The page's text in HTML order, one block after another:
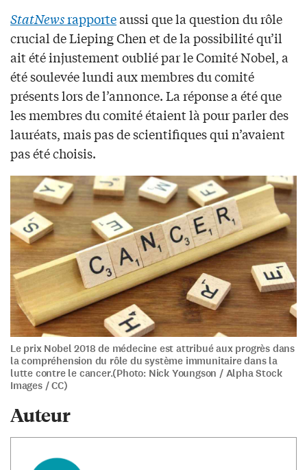
StatNewsrapporteaussi que la question du rôle
crucial de Lieping Chen et de la possibilité qu’il
ait été injustement oublié par le Comité Nobel, a
été soulevée lundi aux membres du comité
présents lors de l’annonce. La réponse a été que
les membres du comité étaient là pour parler des
lauréats, mais pas de scientifiques qui n’avaient
pas été choisis.
Le prix Nobel 2018 de médecine est attribué aux progrès dans
la compréhension du rôle du système immunitaire dans la
lutte contre le cancer.(Photo: Nick Youngson / Alpha Stock
Images / CC)
Auteur